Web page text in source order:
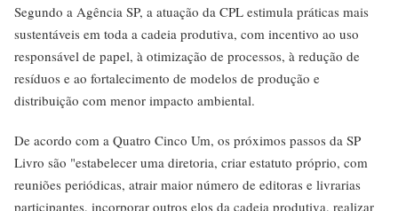
Segundo a Agência SP, a atuação da CPL estimula práticas mais
sustentáveis em toda a cadeia produtiva, com incentivo ao uso
responsável de papel, à otimização de processos, à redução de
resíduos e ao fortalecimento de modelos de produção e
distribuição com menor impacto ambiental.
De acordo com a Quatro Cinco Um, os próximos passos da SP
Livro são "estabelecer uma diretoria, criar estatuto próprio, com
reuniões periódicas, atrair maior número de editoras e livrarias
participantes, incorporar outros elos da cadeia produtiva, realizar